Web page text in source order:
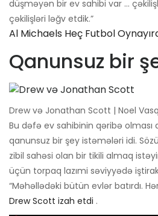
düşməyən bir ev sahibi var ...
çəkilişləri ləğv etdik.”
Al Michaels Heç Futbol
Qanunsuz bir
Drew və Jonathan Scott | Noel
Bu dəfə ev sahibinin qəribə olması
qanunsuz bir şey istəmələri idi.
zibil sahəsi olan bir tikili almaq
üçün torpaq lazımi səviyyədə
“Məhəllədəki bütün evlər batırdı.
Drew Scott izah etdi .